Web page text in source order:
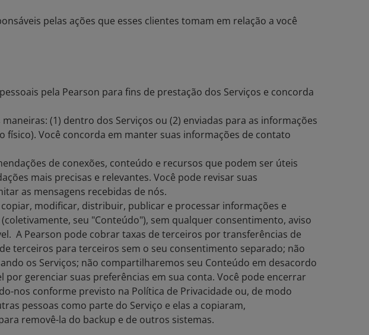
pelas ações que esses clientes tomam em relação a você
pela Pearson para fins de prestação dos Serviços e concorda
(1) dentro dos Serviços ou (2) enviadas para as informações
Você concorda em manter suas informações de contato
de conexões, conteúdo e recursos que podem ser úteis
mais precisas e relevantes. Você pode revisar suas
as mensagens recebidas de nós.
modificar, distribuir, publicar e processar informações e
seu "Conteúdo"), sem qualquer consentimento, aviso
A Pearson pode cobrar taxas de terceiros por transferências de
terceiros para terceiros sem o seu consentimento separado; não
os Serviços; não compartilharemos seu Conteúdo em desacordo
por gerenciar suas preferências em sua conta. Você pode encerrar
nos conforme previsto na Política de Privacidade ou, de modo
pessoas como parte do Serviço e elas a copiaram,
removê-la do backup e de outros sistemas.